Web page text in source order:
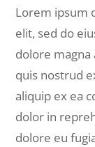
Lorem ipsum
elit, sed do
dolore magna
quis nostrud
aliquip ex ea
dolor in
dolore eu